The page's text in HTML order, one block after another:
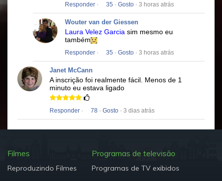
Responder · 35 · Gosto · 3 horas atrás
Wouter van der Giessen
Laura Velez Garcia sim mesmo eu
também
Responder · 35 · Gosto · 3 horas atrás
Janet McCann
A inscrição foi realmente fácil. Menos de 1
minuto eu estava ligado
Responder · 78 · Gosto · 3 dias atrás
Filmes
Reproduzindo Filmes
Programas de televisão
Programas de TV exibidos